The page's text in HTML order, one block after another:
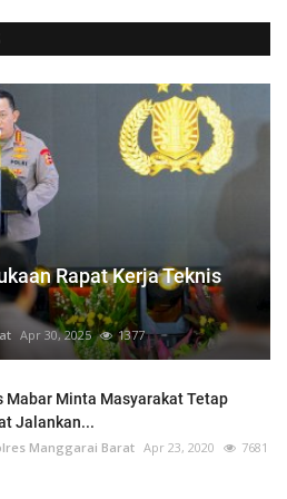
Rapat Kerja Teknis
Apr 30, 2025 1377
Mabar Minta Masyarakat Tetap
Jalankan...
Manggarai Barat Apr 23, 2020 7681